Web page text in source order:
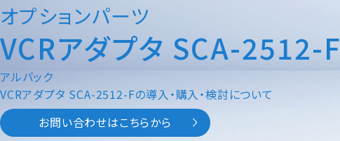
オプションパーツ
VCRアダプタ SCA-2512-F
アルバック
VCRアダプタ SCA-2512-Fの導入・購入・検討について
お問い合わせはこちらから